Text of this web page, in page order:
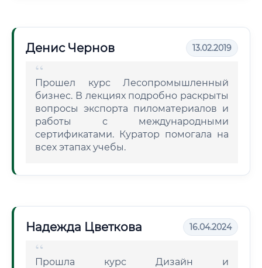
Денис Чернов 13.02.2019
Прошел курс Лесопромышленный
бизнес. В лекциях подробно раскрыты
вопросы экспорта пиломатериалов и
работы с международными
сертификатами. Куратор помогала на
всех этапах учебы.
Надежда Цветкова 16.04.2024
Прошла курс Дизайн и